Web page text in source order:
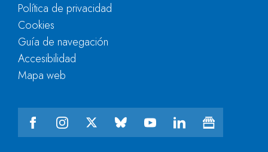
Política de privacidad
Cookies
Guía de navegación
Accesibilidad
Mapa web